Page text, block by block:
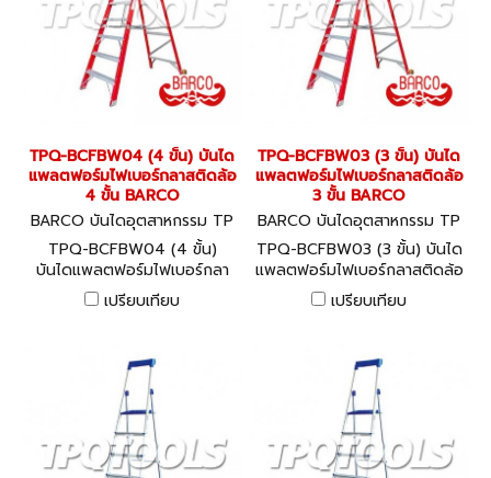
TPQ-BCFBW04 (4 ขั้น) บันได
แพลตฟอร์มไฟเบอร์กลาสติดล้อ
4 ขั้น BARCO
BARCO บันไดอุตสาหกรรม TP
Q-BCFBW04
TPQ-BCFBW04 (4 ขั้น)
บันไดแพลตฟอร์มไฟเบอร์กลา
สติดล้อ 4 ขั้น BARCO
เปรียบเทียบ
TPQ-BCFBW03 (3 ขั้น) บันได
แพลตฟอร์มไฟเบอร์กลาสติดล้อ
3 ขั้น BARCO
BARCO บันไดอุตสาหกรรม TP
Q-BCFBW03
TPQ-BCFBW03 (3 ขั้น) บันได
แพลตฟอร์มไฟเบอร์กลาสติดล้อ
3 ขั้น BARCO
เปรียบเทียบ